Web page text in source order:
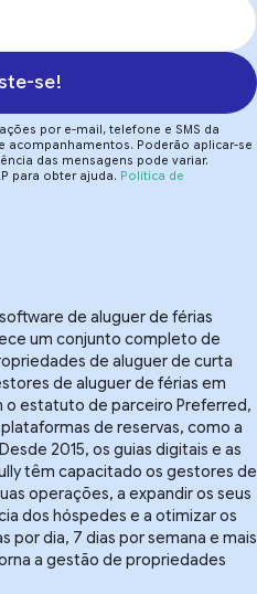
se!
por e-mail, telefone e SMS da
acompanhamentos. Poderão aplicar-se
das mensagens pode variar.
para obter ajuda. Política de
de aluguer de férias
um conjunto completo de
de aluguer de curta
de aluguer de férias em
o estatuto de parceiro Preferred,
de reservas, como a
2015, os guias digitais e as
têm capacitado os gestores de
operações, a expandir os seus
dos hóspedes e a otimizar os
por dia, 7 dias por semana e mais
a gestão de propriedades